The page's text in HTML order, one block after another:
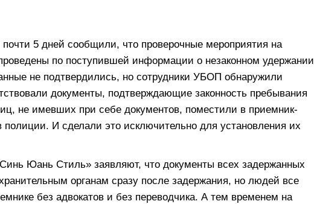
5 дней сообщили, что проверочные мероприятия на
по поступившей информации о незаконном удержании
не подтвердились, но сотрудники УБОП обнаружили
документы, подтверждающие законность пребывания
не имевших при себе документов, поместили в приемник-
И сделали это исключительно для установления их
Юань Стиль» заявляют, что документы всех задержанных
органам сразу после задержания, но людей все
без адвокатов и без переводчика. А тем временем на